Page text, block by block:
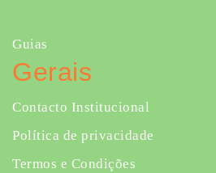
Guias
Gerais
Contacto Institucional
Política de privacidade
Termos e Condições